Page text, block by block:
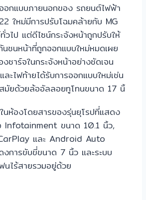
ภายนอกของ รถยนต์ไฟฟ้า
ใหม่มีการปรับโฉมคล้ายกับ MG
วไป แต่ดีไซน์กระจังหน้าถูกปรับให้
ชนหน้าที่ถูกออกแบบใหม่หมดเผย
ชาร์จในกระจังหน้าอย่างชัดเจน
ะไฟท้ายได้รับการออกแบบใหม่เช่น
มัยด้วยล้ออัลลอยทูโทนขนาด 17 นิ้
ดยสารของรุ่นยุโรปที่แสดง
Infotainment ขนาด 10.1 นิ้ว,
และ Android Auto
การขับขี่ขนาด 7 นิ้ว และระบบ
นไร้สายรวมอยู่ด้วย